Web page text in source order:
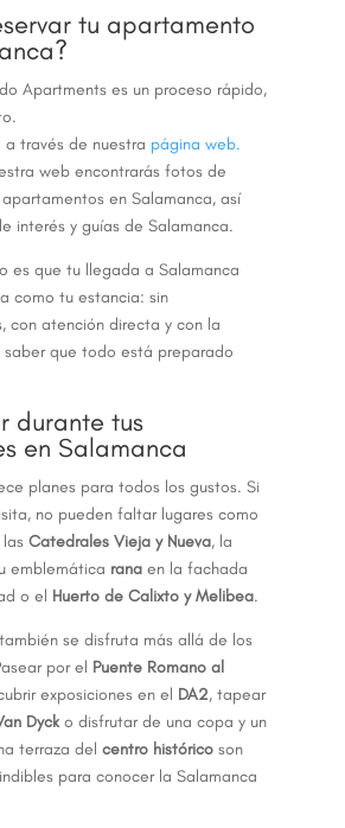
tu apartamento
Apartments es un proceso rápido,
a través de nuestra página web.
web encontrarás fotos de
en Salamanca, así
interés y guías de Salamanca.
es que tu llegada a Salamanca
como tu estancia: sin
con atención directa y con la
que todo está preparado
durante tus
en Salamanca
planes para todos los gustos. Si
no pueden faltar lugares como
las Catedrales Vieja y Nueva, la
emblemática ranaen la fachada
o el Huerto de Calixto y Melibea.
se disfruta más allá de los
por el Puente Romano al
exposiciones en el DA2, tapear
Dycko disfrutar de una copa y un
terraza del centro históricoson
para conocer la Salamanca